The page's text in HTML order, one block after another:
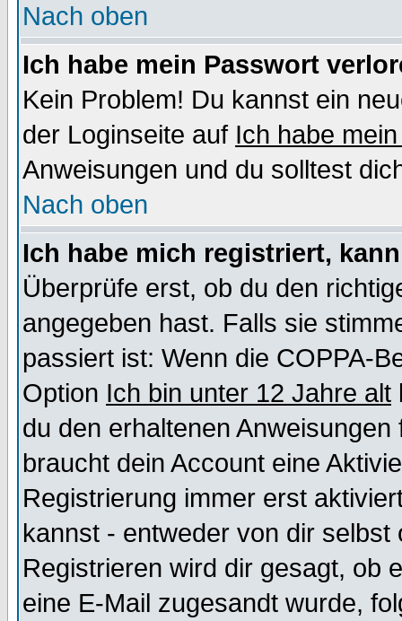
Nach oben
Ich habe mein Passwort
Kein Problem! Du kannst ein
der Loginseite auf Ich habe
Anweisungen und du solltest
Nach oben
Ich habe mich registriert,
Überprüfe erst, ob du den
angegeben hast. Falls sie
passiert ist: Wenn die COPPA-
Option Ich bin unter 12 Jahre alt
du den erhaltenen
braucht dein Account eine
Registrierung immer erst
kannst - entweder von dir selbst
Registrieren wird dir gesagt, ob
eine E-Mail zugesandt wurde,